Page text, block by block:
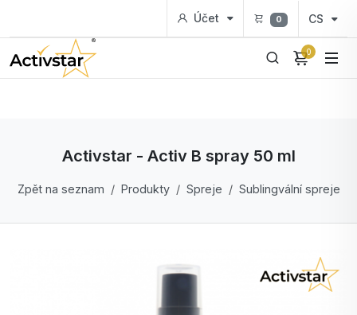
Účet 0 CS
0
Activstar - Activ B spray 50 ml
Zpět na seznam Produkty Spreje Sublingvální spreje